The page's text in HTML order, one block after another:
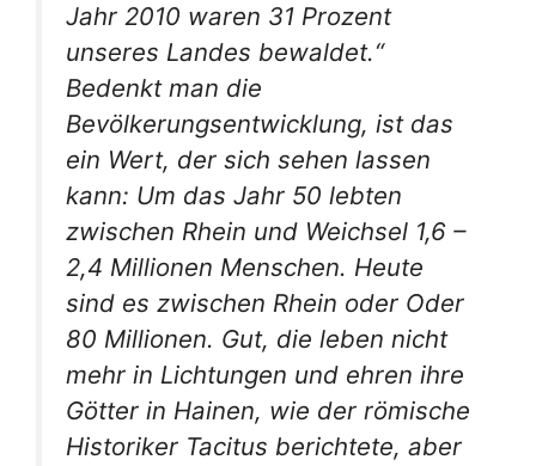
Jahr 2010 waren 31 Prozent
unseres Landes bewaldet.“
Bedenkt man die
Bevölkerungsentwicklung, ist das
ein Wert, der sich sehen lassen
kann: Um das Jahr 50 lebten
zwischen Rhein und Weichsel 1,6 –
2,4 Millionen Menschen. Heute
sind es zwischen Rhein oder Oder
80 Millionen. Gut, die leben nicht
mehr in Lichtungen und ehren ihre
Götter in Hainen, wie der römische
Historiker Tacitus berichtete, aber